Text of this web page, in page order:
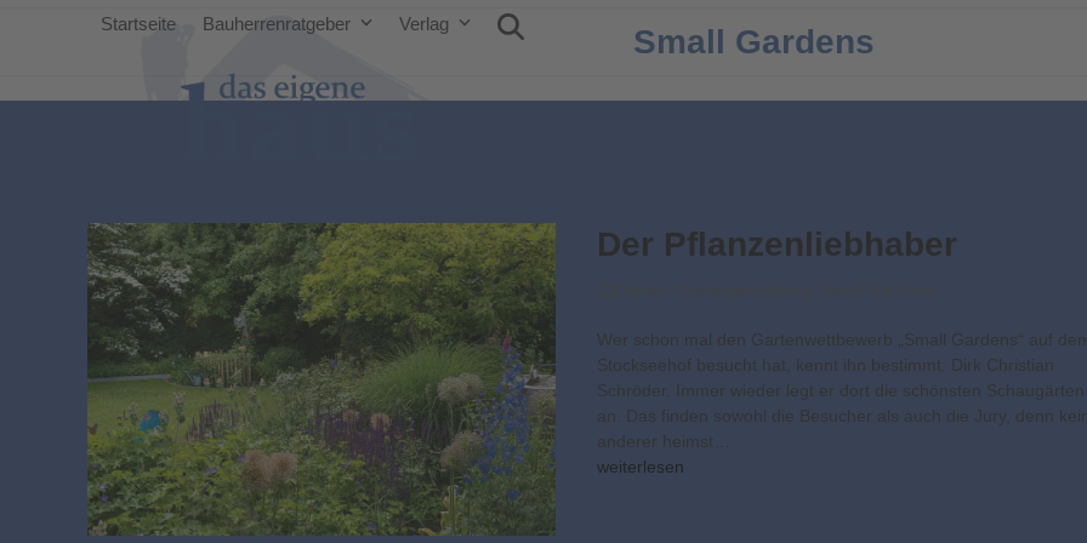
Startseite Bauherrenratgeber Verlag Small Gardens
Der Pflanzenliebhaber
Wer schon mal den Gartenwettbewerb „Small Gardens“ auf
Stockseehof besucht hat, kennt ihn bestimmt: Dirk Christian
Schröder. Immer wieder legt er dort die schönsten Schaugärten
an. Das finden sowohl die Besucher als auch die Jury, denn
anderer heimst…
weiterlesen